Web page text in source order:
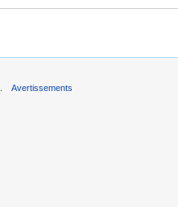
Avertissements